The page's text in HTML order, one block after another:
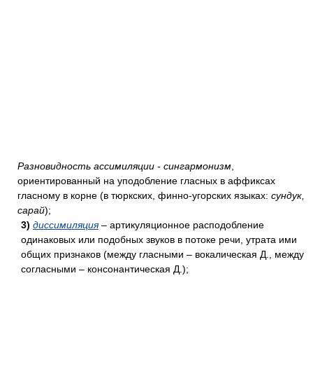
Разновидность ассимиляции - сингармонизм
ориентированный на уподобление гласных в аффиксах
гласному в корне (в тюркских, финно-угорских языках: сундук,
сарай);
3) диссимиляция– артикуляционное расподобление
одинаковых или подобных звуков в потоке речи, утрата ими
общих признаков (между гласными – вокалическая Д., между
согласными – консонантическая Д.);